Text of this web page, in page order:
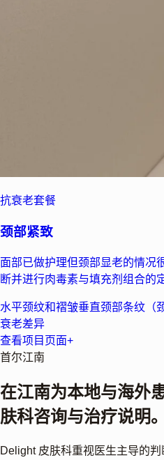
抗衰老套餐
颈部紧致
面部已做护理但颈部显老的情况
断并进行肉毒素与填充剂组合的
水平颈纹和褶皱垂直颈部条纹（
衰老差异
查看项目页面+
首尔江南
在江南为本地与海外
肤科咨询与治疗说明。
Delight 皮肤科重视医生主导的